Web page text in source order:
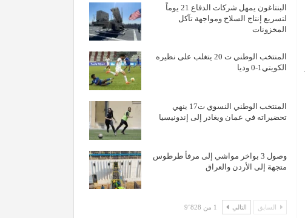
البنتاغون يمهل شركات الدفاع 21 يوماً
لتسريع إنتاج السلاح ومواجهة تآكل
المخزونات
المنتخب الوطني ت 20 يتغلب على نظيره
الكويتي1-0 وديا
المنتخب الوطني النسوي ت17 ينهي
تحضيراته في عمان ويغادر إلى إندونيسيا
وصول 3 بواخر مواشي إلى مرفأ طرطوس
متجهة إلى الأردن والعراق
السابق التالي 1 من 9٬828